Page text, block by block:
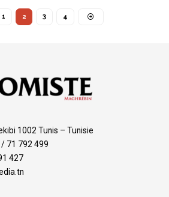
1 2 3 4
1002 Tunis – Tunisie
71 792 499
427